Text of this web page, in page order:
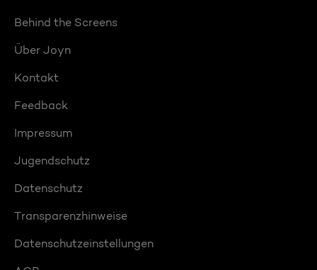
Behind the Screens
Über Joyn
Kontakt
Feedback
Impressum
Jugendschutz
Datenschutz
Transparenzhinweise
Datenschutzeinstellungen